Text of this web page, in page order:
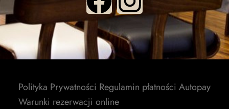
Polityka Prywatności Regulamin płatności Autopay
Warunki rezerwacji online